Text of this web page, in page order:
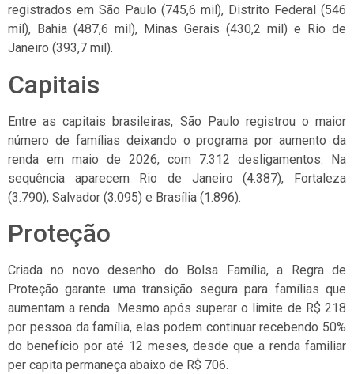
registrados em São Paulo (745,6 mil), Distrito Federal (546
mil), Bahia (487,6 mil), Minas Gerais (430,2 mil) e Rio de
Janeiro (393,7 mil).
Capitais
Entre as capitais brasileiras, São Paulo registrou o maior
número de famílias deixando o programa por aumento da
renda em maio de 2026, com 7.312 desligamentos. Na
sequência aparecem Rio de Janeiro (4.387), Fortaleza
(3.790), Salvador (3.095) e Brasília (1.896).
Proteção
Criada no novo desenho do Bolsa Família, a Regra de
Proteção garante uma transição segura para famílias que
aumentam a renda. Mesmo após superar o limite de R$ 218
por pessoa da família, elas podem continuar recebendo 50%
do benefício por até 12 meses, desde que a renda familiar
per capita permaneça abaixo de R$ 706.